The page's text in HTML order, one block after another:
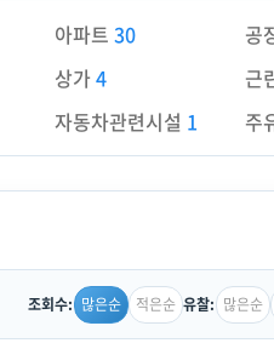
아파트30 공
상가4 근
자동차관련시설 1 주
조회수: 많은순 적은순 유찰: 많은순